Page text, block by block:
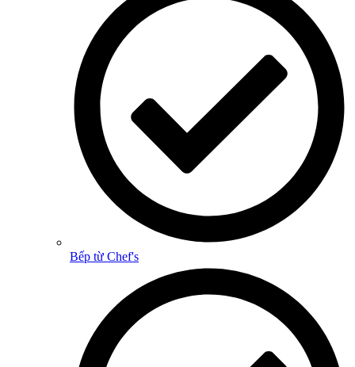
Bếp từ Chef's